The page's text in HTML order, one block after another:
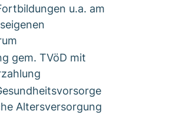
u.a. am
gem. TVöD mit
Altersversorgung